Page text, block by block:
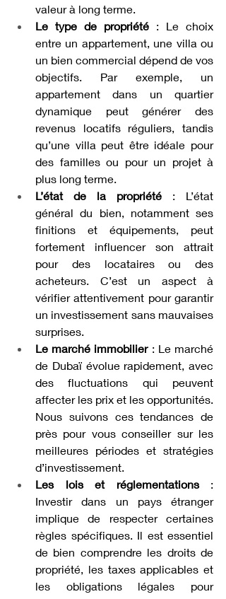
valeur à long terme.
Le type de propriété : Le choix
entre un appartement, une villa ou
un bien commercial dépend de vos
objectifs. Par exemple, un
appartement dans un quartier
dynamique peut générer des
revenus locatifs réguliers, tandis
qu’une villa peut être idéale pour
des familles ou pour un projet à
plus long terme.
L’état de la propriété : L’état
général du bien, notamment ses
finitions et équipements, peut
fortement influencer son attrait
pour des locataires ou des
acheteurs. C’est un aspect à
vérifier attentivement pour garantir
un investissement sans mauvaises
surprises.
Le marché immobilier : Le marché
de Dubaï évolue rapidement, avec
des fluctuations qui peuvent
affecter les prix et les opportunités.
Nous suivons ces tendances de
près pour vous conseiller sur les
meilleures périodes et stratégies
d’investissement.
Les lois et réglementations :
Investir dans un pays étranger
implique de respecter certaines
règles spécifiques. Il est essentiel
de bien comprendre les droits de
propriété, les taxes applicables et
les obligations légales pour